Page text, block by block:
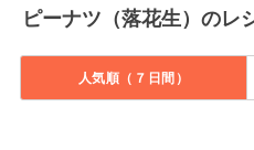
ピーナツ（落花生）のレ
人気順（７日間）